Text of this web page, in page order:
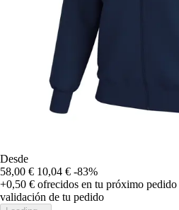
Desde
58,00 € 10,04 € -83%
+0,50 € ofrecidos en tu próximo pedido
validación de tu pedido